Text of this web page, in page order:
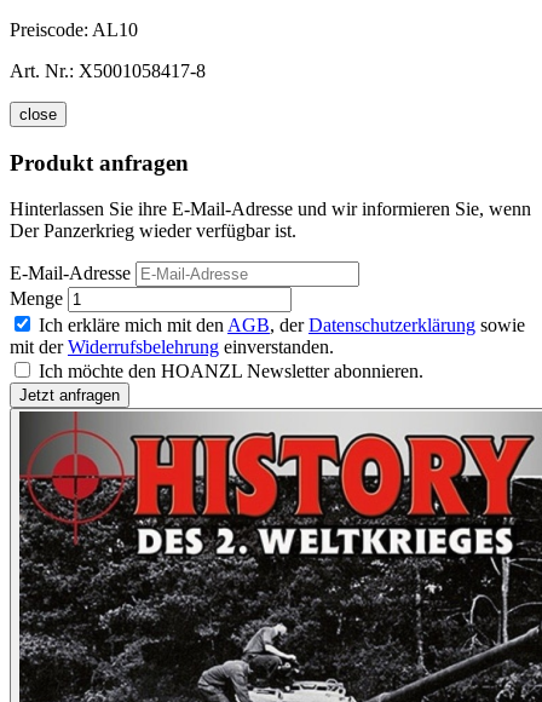
Preiscode: AL10
Art. Nr.: X5001058417-8
close
Produkt anfragen
Hinterlassen Sie ihre E-Mail-Adresse und wir informieren Sie, wenn
Der Panzerkrieg wieder verfügbar ist.
E-Mail-Adresse
Menge
Ich erkläre mich mit den AGB, derDatenschutzerklärung sowie
mit derWiderrufsbelehrung einverstanden.
Ich möchte den HOANZL Newsletter abonnieren.